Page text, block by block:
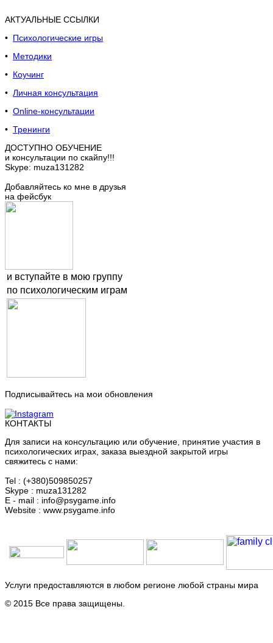
АКТУАЛЬНЫЕ ССЫЛКИ
• Психологические игры
• Методики
• Коучинг
• Личная консультация
• Online-консультации
• Тренинги
ДОСТУПНО ОБУЧЕНИЕ
и консультации по скайпу!!!
Skype: muza131282
Добавляйтесь ко мне в друзья
на фейсбук
и вступайте в мою группу
по психологическим играм
Подписывайтесь на мои обновления
КОНТАКТЫ
Для записи на консультацию или обучение, принятие участия в
психологических играх, заказа выездной закрытой игры
свяжитесь с нами:
Tel : (+380)509850257
Skype : muza131282
E - mail : info@psygame.info
Website : www.psygame.info
Услуги предоставляются в любом регионе любой страны мира
© 2015 Все права защищены.